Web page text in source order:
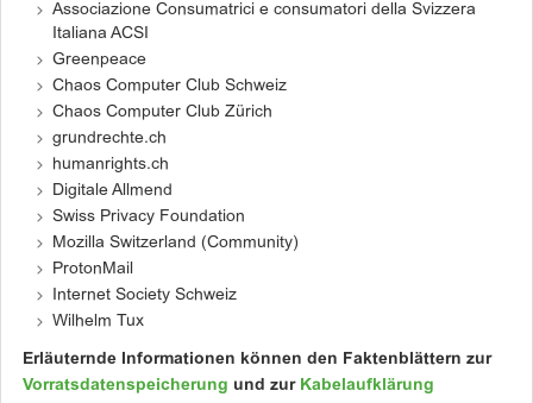
Associazione Consumatrici e consumatori della Svizzera
Italiana ACSI
Greenpeace
Chaos Computer Club Schweiz
Chaos Computer Club Zürich
grundrechte.ch
humanrights.ch
Digitale Allmend
Swiss Privacy Foundation
Mozilla Switzerland (Community)
ProtonMail
Internet Society Schweiz
Wilhelm Tux
Erläuternde Informationen können den Faktenblättern zur
Vorratsdatenspeicherung und zur Kabelaufklärung